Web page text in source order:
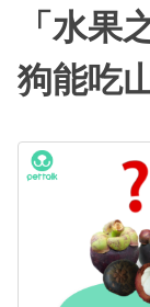
「水果
狗能吃